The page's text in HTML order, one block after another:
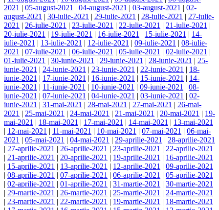
2021 | 05-august-2021 | 04-august-2021 | 03-august-2021 | 02-
august-2021 | 30-iulie-2021 | 29-iulie-2021 | 28-iulie-2021 | 27-iulie-
2021 | 26-iulie-2021 | 23-iulie-2021 | 22-iulie-2021 | 21-iulie-2021 |
20-iulie-2021 | 19-iulie-2021 | 16-iulie-2021 | 15-iulie-2021 | 14-
iulie-2021 | 13-iulie-2021 | 12-iulie-2021 | 09-iulie-2021 | 08-iulie-
2021 | 07-iulie-2021 | 06-iulie-2021 | 05-iulie-2021 | 02-iulie-2021 |
01-iulie-2021 | 30-iunie-2021 | 29-iunie-2021 | 28-iunie-2021 | 25-
iunie-2021 | 24-iunie-2021 | 23-iunie-2021 | 22-iunie-2021 | 18-
iunie-2021 | 17-iunie-2021 | 16-iunie-2021 | 15-iunie-2021 | 14-
iunie-2021 | 11-iunie-2021 | 10-iunie-2021 | 09-iunie-2021 | 08-
iunie-2021 | 07-iunie-2021 | 04-iunie-2021 | 03-iunie-2021 | 02-
iunie-2021 | 31-mai-2021 | 28-mai-2021 | 27-mai-2021 | 26-mai-
2021 | 25-mai-2021 | 24-mai-2021 | 21-mai-2021 | 20-mai-2021 | 19-
mai-2021 | 18-mai-2021 | 17-mai-2021 | 14-mai-2021 | 13-mai-2021
| 12-mai-2021 | 11-mai-2021 | 10-mai-2021 | 07-mai-2021 | 06-mai-
2021 | 05-mai-2021 | 04-mai-2021 | 29-aprilie-2021 | 28-aprilie-2021
| 27-aprilie-2021 | 26-aprilie-2021 | 23-aprilie-2021 | 22-aprilie-2021
| 21-aprilie-2021 | 20-aprilie-2021 | 19-aprilie-2021 | 16-aprilie-2021
| 15-aprilie-2021 | 13-aprilie-2021 | 12-aprilie-2021 | 09-aprilie-2021
| 08-aprilie-2021 | 07-aprilie-2021 | 06-aprilie-2021 | 05-aprilie-2021
| 02-aprilie-2021 | 01-aprilie-2021 | 31-martie-2021 | 30-martie-2021
| 29-martie-2021 | 26-martie-2021 | 25-martie-2021 | 24-martie-2021
| 23-martie-2021 | 22-martie-2021 | 19-martie-2021 | 18-martie-2021